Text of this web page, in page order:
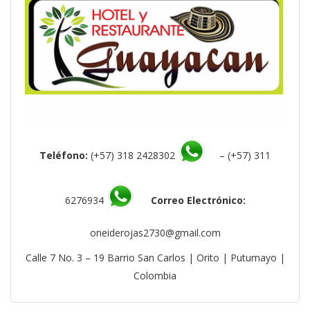
Teléfono: (+57) 318 2428302 – (+57) 311
6276934 Correo Electrónico:
oneiderojas2730@gmail.com
Calle 7 No. 3 – 19 Barrio San Carlos | Orito | Putumayo |
Colombia